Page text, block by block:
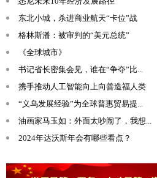
东北小城，杀进商业航天“卡位”战
格林斯潘：被审判的“美元总统”
《全球城市》
书记省长密集会见，谁在“争夺”比...
携手推动人工智能向上向善造福人类
“义乌发展经验”为全球普惠贸易提...
油画家马玉如：外面太吵闹了，我想...
2024年达沃斯年会有哪些看点？